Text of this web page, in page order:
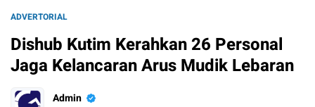
ADVERTORIAL
Dishub Kutim Kerahkan 26 Personal
Jaga Kelancaran Arus Mudik Lebaran
Admin